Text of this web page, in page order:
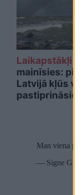
Laikapstākļi
mainīsies:
Latvijā kļūs
pastiprināsies
Man viena
— Signe